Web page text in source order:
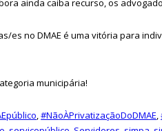
ainda caiba recurso, os
es no DMAE é uma vitória para
municipária!
,#NãoÀPrivatizaçãoDoDMAE,